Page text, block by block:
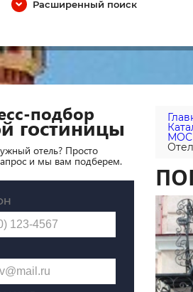
Расширенный поиск
подбор
гостиницы
отель? Просто
и мы вам подберем.